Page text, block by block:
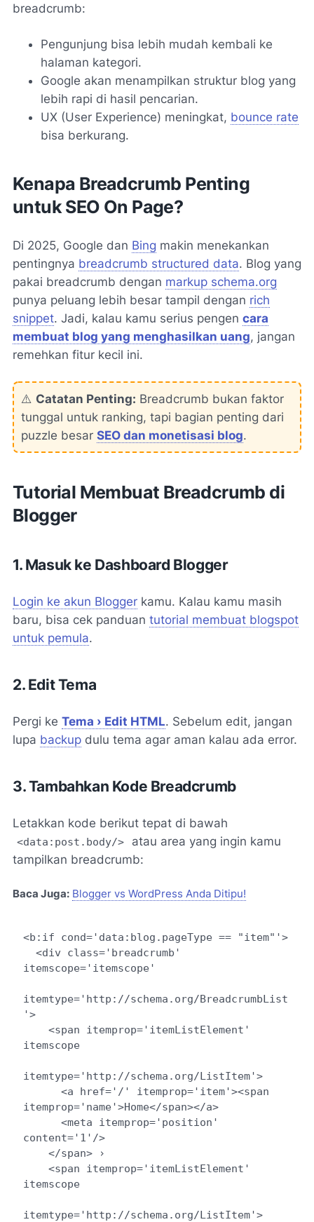
breadcrumb:
Pengunjung bisa lebih mudah kembali ke
halaman kategori.
Google akan menampilkan struktur blog yang
lebih rapi di hasil pencarian.
UX (User Experience) meningkat, bounce rate
bisa berkurang.
Kenapa Breadcrumb Penting
untuk SEO On Page?
Di 2025, Google dan Bing makin menekankan
pentingnya breadcrumb structured data. Blog yang
pakai breadcrumb dengan markup schema.org
punya peluang lebih besar tampil dengan rich
snippet. Jadi, kalau kamu serius pengen cara
membuat blog yang menghasilkan uang, jangan
remehkan fitur kecil ini.
⚠️ Catatan Penting: Breadcrumb bukan faktor
tunggal untuk ranking, tapi bagian penting dari
puzzle besar SEO dan monetisasi blog.
Tutorial Membuat Breadcrumb di
Blogger
1. Masuk ke Dashboard Blogger
Login ke akun Blogger kamu. Kalau kamu masih
baru, bisa cek panduan tutorial membuat blogspot
untuk pemula.
2. Edit Tema
Pergi ke Tema › Edit HTML. Sebelum edit, jangan
lupa backup dulu tema agar aman kalau ada error.
3. Tambahkan Kode Breadcrumb
Letakkan kode berikut tepat di bawah
<data:post.body/>
atau area yang ingin kamu
tampilkan breadcrumb:
Baca Juga: Blogger vs WordPress Anda Ditipu!
<b:if cond='data:blog.pageType == "item"'>
itemscope='itemscope'
itemtype='http://schema.org/BreadcrumbList
'>
itemscope
itemtype='http://schema.org/ListItem'>
itemprop='name'>Home</span></a>
content='1'/>
itemscope
itemtype='http://schema.org/ListItem'>